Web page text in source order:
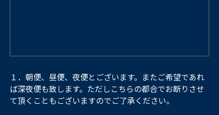
１．朝便、昼便、夜便とございます。またご希望であれ
ば深夜便も致します。ただしこちらの都合でお断りさせ
て頂くこともございますのでご了承ください。